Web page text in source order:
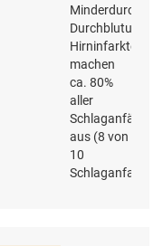
Hirninfarkte
machen
ca. 80%
aller
Schlaganfälle
aus (8 von
10